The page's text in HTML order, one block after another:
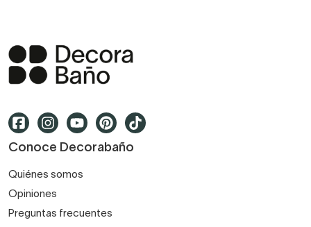
Conoce Decorabaño
Quiénes somos
Opiniones
Preguntas frecuentes